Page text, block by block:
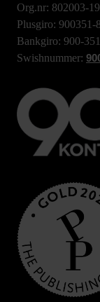
Org.nr: 802003-
Plusgiro: 900351-8
Bankgiro: 900-
Swishnummer: